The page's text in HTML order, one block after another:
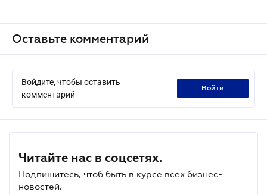
Оставьте комментарий
Войдите, чтобы оставить
комментарий
войти
Читайте нас в соцсетях.
Подпишитесь, чтоб быть в курсе всех бизнес-
новостей.